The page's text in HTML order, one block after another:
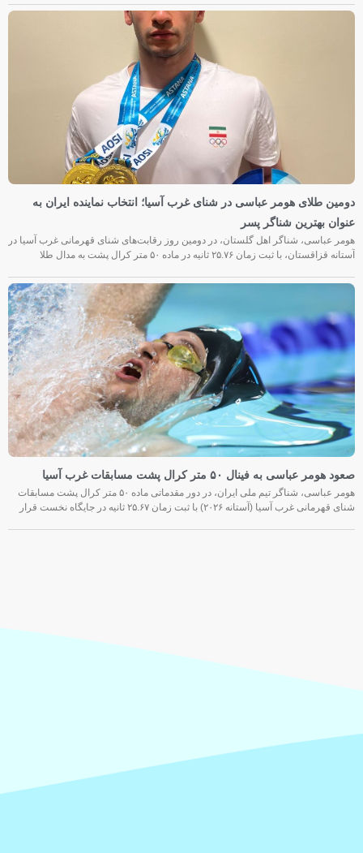
دومین طلای هومر عباسی در شنای غرب آسیا؛ انتخاب نماینده ایران به
عنوان بهترین شناگر پسر
هومر عباسی، شناگر اهل گلستان، در دومین روز رقابت‌های شنای قهرمانی غرب آسیا در
آستانه قزاقستان، با ثبت زمان ۲۵.۷۶ ثانیه در ماده ۵۰ متر کرال پشت به مدال طلا
صعود هومر عباسی به فینال ۵۰ متر کرال پشت مسابقات غرب آسیا
هومر عباسی، شناگر تیم ملی ایران، در دور مقدماتی ماده ۵۰ متر کرال پشت مسابقات
شنای قهرمانی غرب آسیا (آستانه ۲۰۲۶) با ثبت زمان ۲۵.۶۷ ثانیه در جایگاه نخست قرار